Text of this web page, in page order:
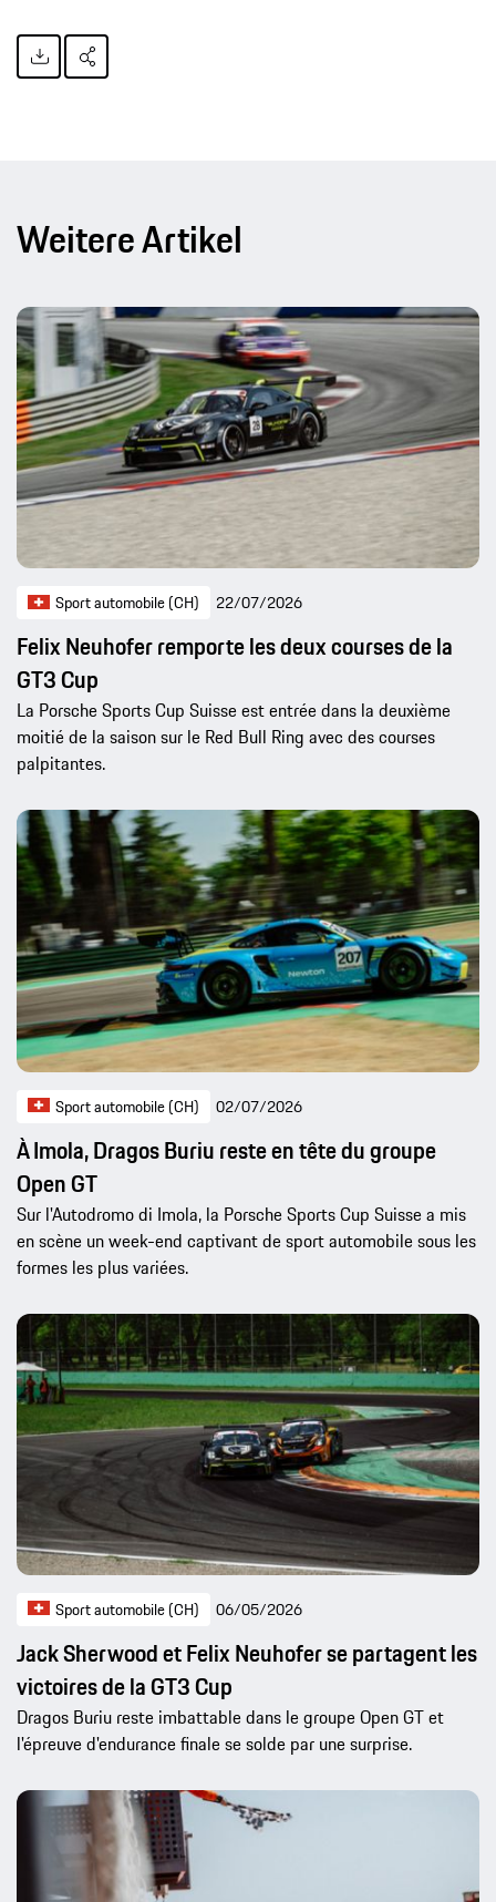
Weitere Artikel
Sport automobile (CH) 22/07/2026
Felix Neuhofer remporte les deux courses de la
GT3 Cup
La Porsche Sports Cup Suisse est entrée dans la deuxième
moitié de la saison sur le Red Bull Ring avec des courses
palpitantes.
Sport automobile (CH) 02/07/2026
À Imola, Dragos Buriu reste en tête du groupe
Open GT
Sur l'Autodromo di Imola, la Porsche Sports Cup Suisse a mis
en scène un week-end captivant de sport automobile sous les
formes les plus variées.
Sport automobile (CH) 06/05/2026
Jack Sherwood et Felix Neuhofer se partagent les
victoires de la GT3 Cup
Dragos Buriu reste imbattable dans le groupe Open GT et
l'épreuve d'endurance finale se solde par une surprise.